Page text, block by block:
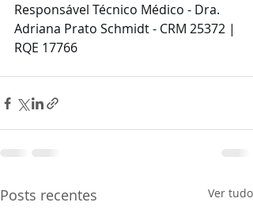
Responsável Técnico Médico - Dra.
Adriana Prato Schmidt - CRM 25372 |
RQE 17766
Posts recentes Ver tudo